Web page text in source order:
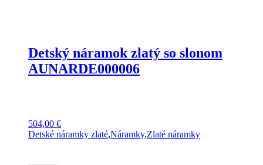
Detský náramok zlatý so slonom
AUNARDE000006
504,00 €
Detské náramky zlaté,Náramky,Zlaté náramky